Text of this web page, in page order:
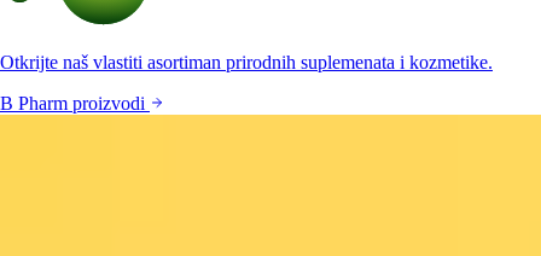
Otkrijte naš vlastiti asortiman prirodnih suplemenata i kozmetike.
B Pharm proizvodi